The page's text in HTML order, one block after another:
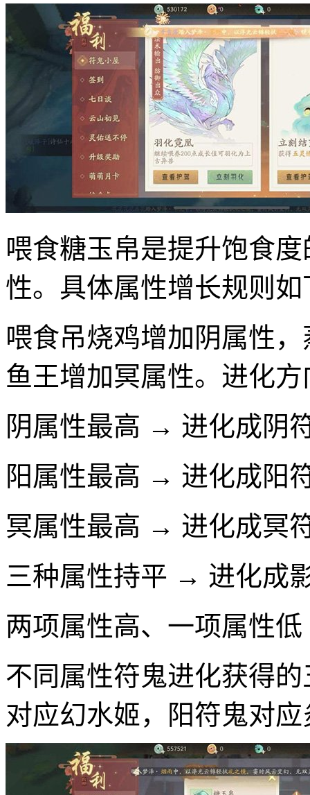
喂食糖玉帛是提升饱食
性。具体属性增长规则如
喂食吊烧鸡增加阴属性
鱼王增加冥属性。进化
阴属性最高 → 进化成阴
阳属性最高 → 进化成阳
冥属性最高 → 进化成冥
三种属性持平 → 进化成
两项属性高、一项属性
不同属性符鬼进化获得
对应幻水姬，阳符鬼对